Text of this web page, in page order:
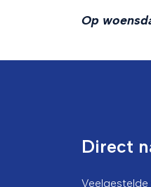
Op
Direct
Veelgestelde